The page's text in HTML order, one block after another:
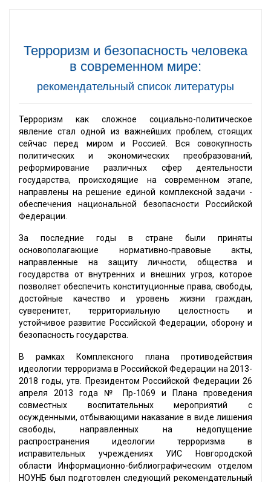
Терроризм и безопасность человека
в современном мире:
рекомендательный список литературы
Терроризм как сложное социально-политическое
явление стал одной из важнейших проблем, стоящих
сейчас перед миром и Россией. Вся совокупность
политических и экономических преобразований,
реформирование различных сфер деятельности
государства, происходящие на современном этапе,
направлены на решение единой комплексной задачи -
обеспечения национальной безопасности Российской
Федерации.
За последние годы в стране были приняты
основополагающие нормативно-правовые акты,
направленные на защиту личности, общества и
государства от внутренних и внешних угроз, которое
позволяет обеспечить конституционные права, свободы,
достойные качество и уровень жизни граждан,
суверенитет, территориальную целостность и
устойчивое развитие Российской Федерации, оборону и
безопасность государства.
В рамках Комплексного плана противодействия
идеологии терроризма в Российской Федерации на 2013-
2018 годы, утв. Президентом Российской Федерации 26
апреля 2013 года № Пр-1069 и Плана проведения
совместных воспитательных мероприятий с
осужденными, отбывающими наказание в виде лишения
свободы, направленных на недопущение
распространения идеологии терроризма в
исправительных учреждениях УИС Новгородской
области Информационно-библиографическим отделом
НОУНБ был подготовлен следующий рекомендательный